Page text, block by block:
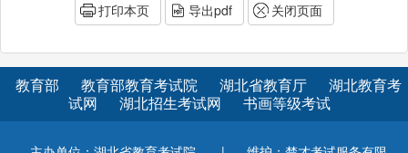
打印本页 导出pdf 关闭页面
教育部 教育部教育考试院 湖北省教育厅
湖北教育考
试网
湖北招生考试网 书画等级考试